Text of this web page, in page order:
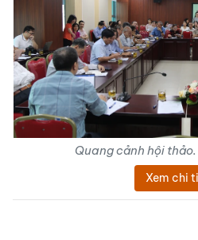
Quang cảnh hội
Xem chi